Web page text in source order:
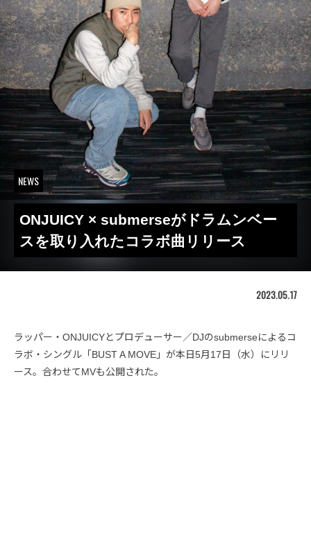
NEWS
ONJUICY × submerseがドラムンベー
スを取り入れたコラボ曲リリース
2023.05.17
ラッパー・ONJUICYとプロデューサー／DJのsubmerseによるコ
ラボ・シングル「BUST A MOVE」が本日5月17日（水）にリリ
ース。合わせてMVも公開された。